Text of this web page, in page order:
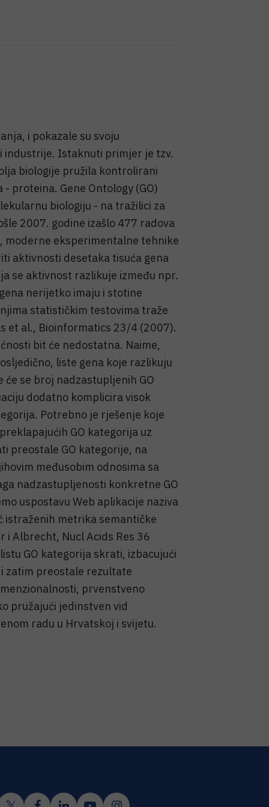
i pokazale su svoju
industrije. Istaknuti primjer je tzv.
biologije pružila kontrolirani
proteina. Gene Ontology (GO)
biologiju - na tražilici za
2007. godine izašlo 477 radova
moderne eksperimentalne tehnike
aktivnosti desetaka tisuća gena
se aktivnost razlikuje između npr.
nerijetko imaju i stotine
statističkim testovima traže
et al., Bioinformatics 23/4 (2007).
bit će nedostatna. Naime,
liste gena koje razlikuju
će se broj nadzastupljenih GO
dodatno komplicira visok
Potrebno je rješenje koje
GO kategorija uz
preostale GO kategorije, na
međusobim odnosima sa
nadzastupljenosti konkretne GO
uspostavu Web aplikacije naziva
istraženih metrika semantičke
i Albrecht, Nucl Acids Res 36
GO kategorija skrati, izbacujući
zatim preostale rezultate
prvenstveno
pružajući jedinstven vid
radu u Hrvatskoj i svijetu.